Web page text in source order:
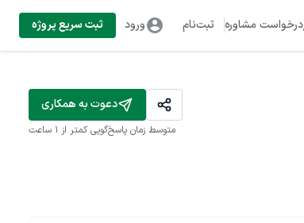
درخواست مشاوره ثبت‌نام ورود ثبت سریع پروژه
دعوت به همکاری
متوسط زمان پاسخ‌گویی کمتر از 1 ساعت